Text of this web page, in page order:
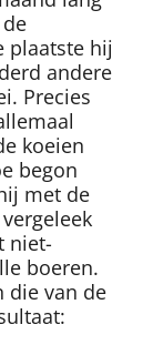
plaatste hij
andere
Precies
koeien
begon
met de
niet-
boeren.
die van de